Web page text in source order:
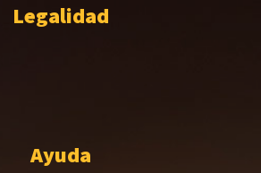
Legalidad
Ayuda